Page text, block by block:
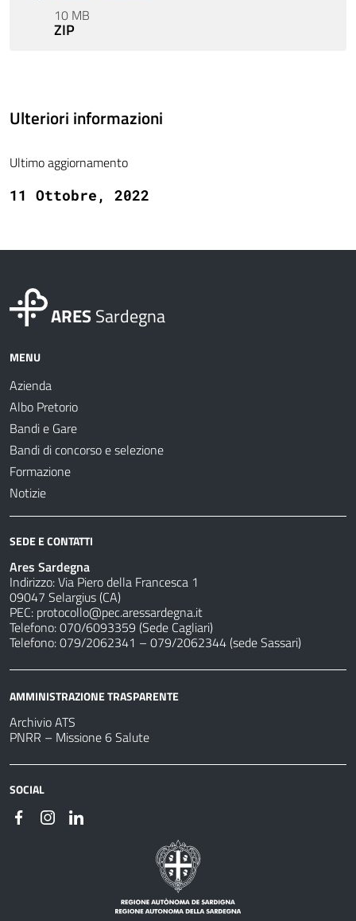
10 MB
ZIP
Ulteriori informazioni
Ultimo aggiornamento
11 Ottobre, 2022
ARESSardegna
MENU
Azienda
Albo Pretorio
Bandi e Gare
Bandi di concorso e selezione
Formazione
Notizie
SEDE E CONTATTI
Ares Sardegna
Indirizzo: Via Piero della Francesca 1
09047 Selargius (CA)
PEC: protocollo@pec.aressardegna.it
Telefono: 070/6093359 (Sede Cagliari)
Telefono: 079/2062341 – 079/2062344 (sede Sassari)
AMMINISTRAZIONE TRASPARENTE
Archivio ATS
PNRR – Missione 6 Salute
SOCIAL